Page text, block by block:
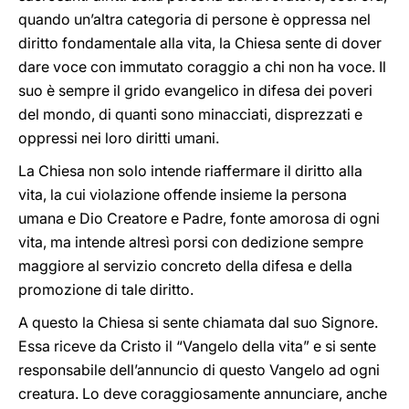
quando un’altra categoria di persone è oppressa nel
diritto fondamentale alla vita, la Chiesa sente di dover
dare voce con immutato coraggio a chi non ha voce. Il
suo è sempre il grido evangelico in difesa dei poveri
del mondo, di quanti sono minacciati, disprezzati e
oppressi nei loro diritti umani.
La Chiesa non solo intende riaffermare il diritto alla
vita, la cui violazione offende insieme la persona
umana e Dio Creatore e Padre, fonte amorosa di ogni
vita, ma intende altresì porsi con dedizione sempre
maggiore al servizio concreto della difesa e della
promozione di tale diritto.
A questo la Chiesa si sente chiamata dal suo Signore.
Essa riceve da Cristo il “Vangelo della vita” e si sente
responsabile dell’annuncio di questo Vangelo ad ogni
creatura. Lo deve coraggiosamente annunciare, anche